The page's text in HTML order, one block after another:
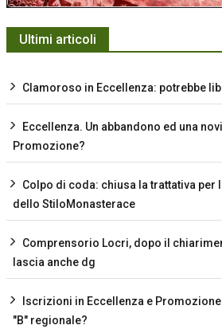
Ultimi articoli
Clamoroso in Eccellenza: potrebbe
Eccellenza. Un abbandono ed una
Promozione?
Colpo di coda: chiusa la trattativa per
dello StiloMonasterace
Comprensorio Locri, dopo il
lascia anche dg
Iscrizioni in Eccellenza e
"B" regionale?